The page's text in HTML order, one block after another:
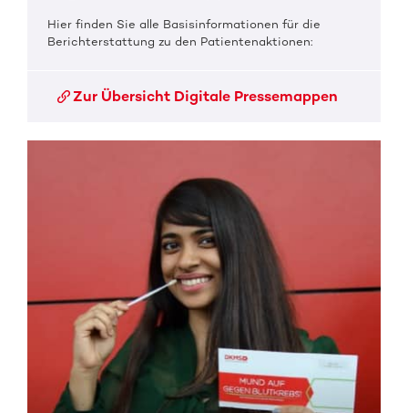
Hier finden Sie alle Basisinformationen für die
Berichterstattung zu den Patientenaktionen:
Zur Übersicht Digitale Pressemappen